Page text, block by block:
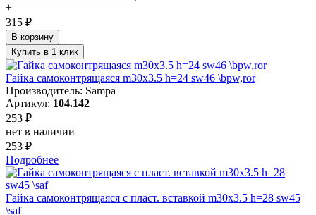
+
315 ₽
В корзину
Купить в 1 клик
Гайка самоконтрящаяся m30x3.5 h=24 sw46 \bpw,ror
Производитель: Sampa
Артикул: 104.142
253 ₽
нет в наличии
253 ₽
Подробнее
Гайка самоконтрящаяся с пласт. вставкой m30x3.5 h=28 sw45
\saf